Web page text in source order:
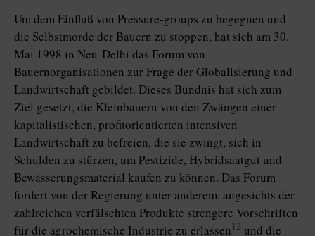
Um dem Einfluß von Pressure-groups zu begegnen und
die Selbstmorde der Bauern zu stoppen, hat sich am 30.
Mai 1998 in Neu-Delhi das Forum von
Bauernorganisationen zur Frage der Globalisierung und
Landwirtschaft gebildet. Dieses Bündnis hat sich zum
Ziel gesetzt, die Kleinbauern von den Zwängen einer
kapitalistischen, profitorientierten intensiven
Landwirtschaft zu befreien, die sie zwingt, sich in
Schulden zu stürzen, um Pestizide, Hybridsaatgut und
Bewässerungsmaterial kaufen zu können. Das Forum
fordert von der Regierung unter anderem, angesichts der
zahlreichen verfälschten Produkte strengere Vorschriften
für die agrochemische Industrie zu erlassen 12 und die